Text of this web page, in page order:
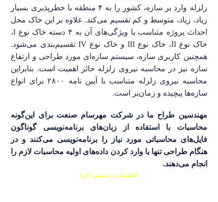
زلزله وارد بر سازه، کشور را به ۴ منطقه با خطرپذیری بسیار
زیاد، زیاد، متوسط و کم تقسیم می‌کند. علاوه بر این خاک محل
احداث پروژه متناسب با ویژگی‌های آن به ۴ دسته خاک نوع I،
خاک نوع II، خاک نوع III و خاک نوع IV تقسیم‌بندی می‌شود.
همچنین کاربری سازه، سیستم سازه‌ای مورد طراحی و ارتفاع
سازه نیز در محاسبه نیروی زلزله حائز اهمیت است. بنابراین
محاسبه نیروی زلزله متناسب با آیین نامه ۲۸۰۰ برای انواع
سازه‌ها پیچیده و زمان‌بر است.
مهندسین طراح ما در شرکت مهرسام صنعت برای این‌گونه
محاسبات با استفاده از زبان‌های برنامه‌نویسی گوناگون
فایل‌های محاسباتی مورد نیاز را برنامه‌نویسی می‌کنند و در
هنگام طراحی تنها با وارد کردن داده‌های اولیه محاسبات لازم را
انجام می‌دهند.
اطمینان در مسیر اجرا